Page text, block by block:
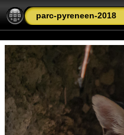
parc-pyreneen-2018